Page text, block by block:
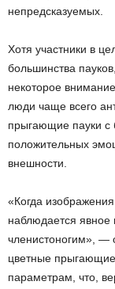
непредсказуемых.
Хотя участники в
большинства
некоторое
люди чаще всего
прыгающие пауки с
положительных
внешности.
«Когда
наблюдается
членистоногим», —
цветные
параметрам, что,